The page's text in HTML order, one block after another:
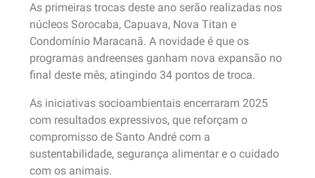
As primeiras trocas deste ano serão realizadas nos
núcleos Sorocaba, Capuava, Nova Titan e
Condomínio Maracanã. A novidade é que os
programas andreenses ganham nova expansão no
final deste mês, atingindo 34 pontos de troca.
As iniciativas socioambientais encerraram 2025
com resultados expressivos, que reforçam o
compromisso de Santo André com a
sustentabilidade, segurança alimentar e o cuidado
com os animais.